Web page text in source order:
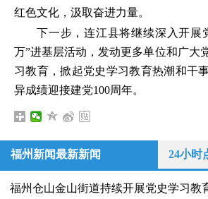
红色文化，汲取奋进力量。
下一步，连江县将继续深入开展
万”进基层活动，发动更多单位和广大
习教育，掀起党史学习教育热潮和干
异成绩迎接建党100周年。
福州新闻最新新闻 24小时
福州仓山金山街道持续开展党史学习教